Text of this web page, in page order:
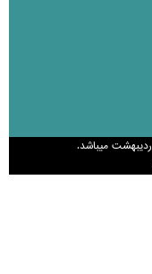
میباشد.